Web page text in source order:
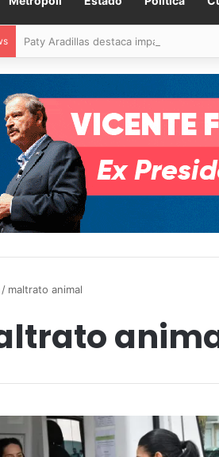
Paty Aradillas destaca impacto del
/ maltrato animal